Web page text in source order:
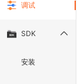
调试
SDK
安装